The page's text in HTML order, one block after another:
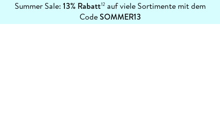
Summer Sale: 13% Rabatt12auf viele Sortimente mit dem
CodeSOMMER13
erfahren